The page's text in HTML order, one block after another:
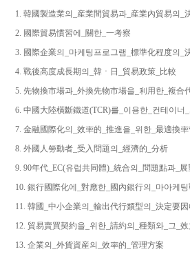
1. 韓國製造業의_産業間貿易과_産業內貿易의_
2. 國際貿易慣習에_關한_一考察
3. 國際企業의_마케팅프로그램_標準化程度의_
4. 戰後高度成長期의_韓ㆍ日_貿易政策_比較
5. 先物換市場과_外換先物市場을_利用한_複合
6. 中國大陸橫斷鐵道(TCR)를_이용한_컨테이너
7. 金融國際化의_效率的_推進을_위한_最適換率
8. 外國人勞動者_受入問題의_經濟的_分析
9. 90年代_EC(유럽共同體)_統合의_問題點과_展
10. 銀行國際化에_對應한_國內銀行의_마아케
11. 韓國_中小企業의_輸出代行類型의_決定要
12. 貿易賣買契約을_위한_請約의_種類와_그_
13. 企業의_外貨資産의_效率的_管理方案